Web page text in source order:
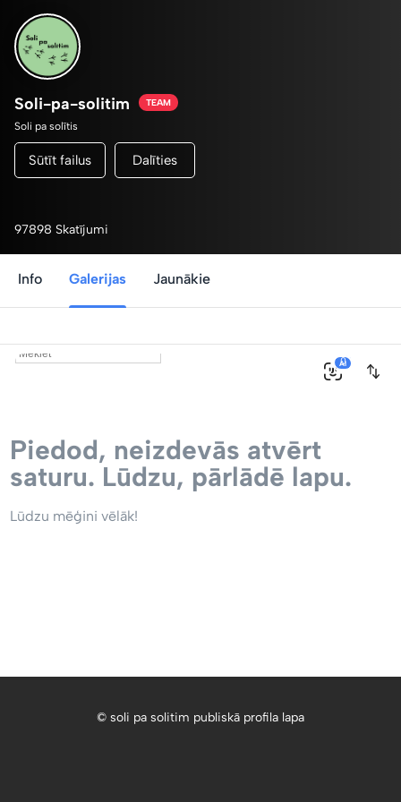
Soli-pa-solitim TEAM
Soli pa solītis
Sūtīt failus Dalīties
97898 Skatījumi
Info Galerijas Jaunākie
0
AI
Piedod, neizdevās atvērt
saturu. Lūdzu, pārlādē lapu.
Lūdzu mēģini vēlāk!
© soli pa solitim publiskā profila lapa